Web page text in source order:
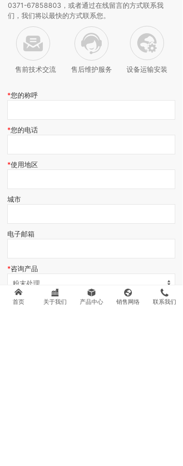
您的称呼
您的电话
使用地区
城市
电子邮箱
咨询产品
内容留言
售前技术交流 设备运输安装
售后维护服务
0371-67858803，或者通过在线留言的方式联系我
们，我们将以最快的方式联系您。
首页 关于我们 产品中心 销售网络 联系我们